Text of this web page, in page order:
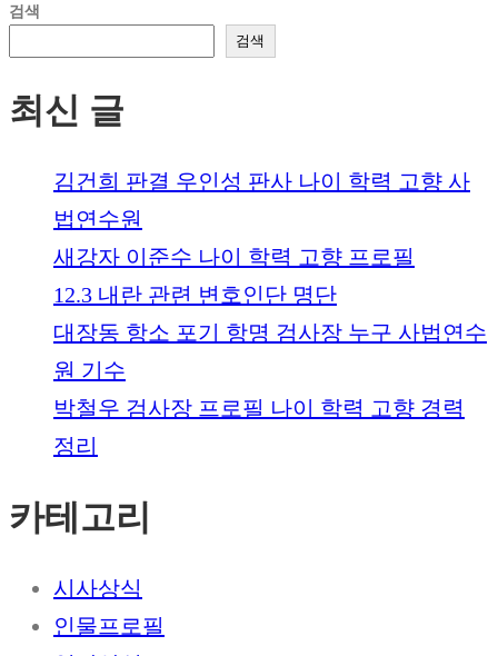
검색
검색
최신 글
김건희 판결 우인성 판사 나이 학력 고향 사
법연수원
새강자 이준수 나이 학력 고향 프로필
12.3 내란 관련 변호인단 명단
대장동 항소 포기 항명 검사장 누구 사법연수
원 기수
박철우 검사장 프로필 나이 학력 고향 경력
정리
카테고리
시사상식
인물프로필